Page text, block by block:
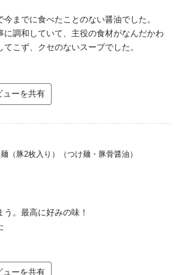
までに食べたことのない醤油でした。
に調和していて、主役の食材がなんだかわ
こず、クセのないスープでした。
ューを共有
（豚2枚入り）（つけ麺・豚骨醤油）
。最高に好みの味！
ューを共有